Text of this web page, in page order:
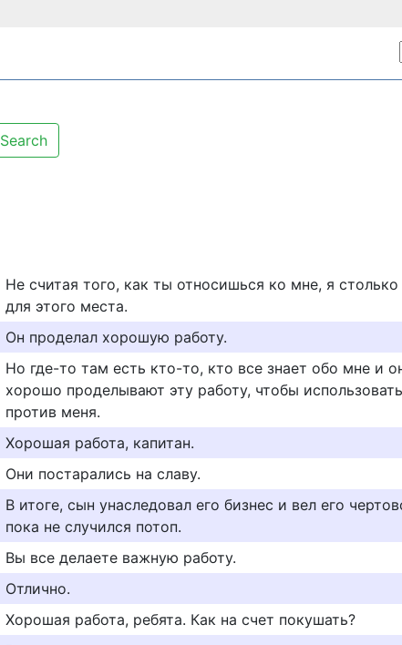
Search
Не считая того, как ты относишься ко мне, я столько
для этого места.
Он проделал хорошую работу.
Но где-то там есть кто-то, кто все знает обо мне и
хорошо проделывают эту работу, чтобы
против меня.
Хорошая работа, капитан.
Они постарались на славу.
В итоге, сын унаследовал его бизнес и вел его
пока не случился потоп.
Вы все делаете важную работу.
Отлично.
Хорошая работа, ребята. Как на счет покушать?